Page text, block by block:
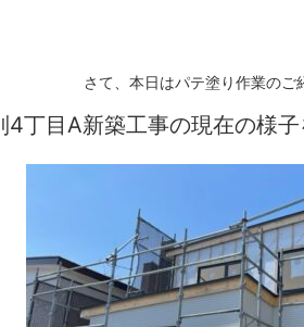
さて、 本日はパテ塗り作業のご
4丁目A新築工事の現在の様